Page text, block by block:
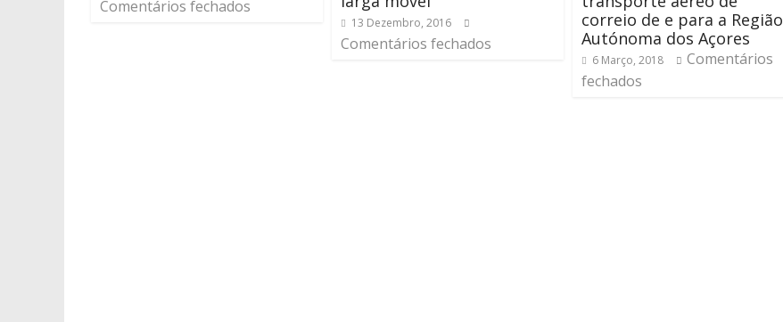
Comentários fechados
13 Dezembro, 2016
Comentários fechados
correio de e para a Região
Autónoma dos Açores
6 Março, 2018
Comentários
fechados